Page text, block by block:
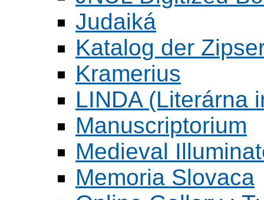
Judaiká
Katalog der
Kramerius
LINDA (Literárna
Manuscriptorium
Medieval
Memoria Slovaca